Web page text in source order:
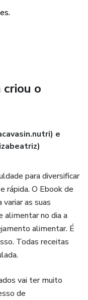
criou o
e
para diversificar
rápida. O Ebook de
as suas
alimentar no dia a
alimentar. É
Todas receitas
vai ter muito
de